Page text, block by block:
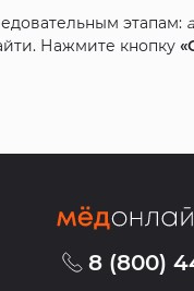
этапам:
Нажмите кнопку
8 (800)